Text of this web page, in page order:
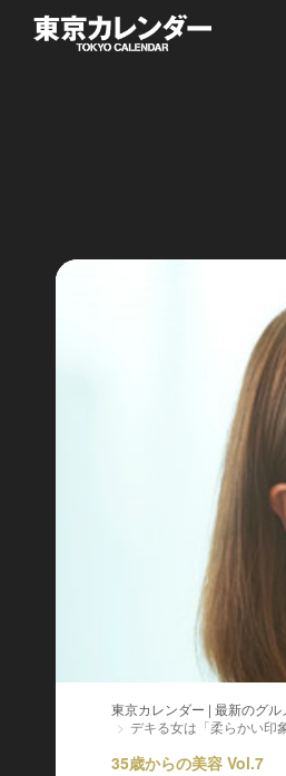
東京カレンダー | 最新のグ
デキる女は「柔らかい印
35歳からの美容 Vol.7